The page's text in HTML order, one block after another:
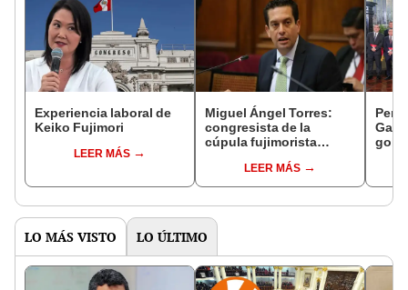
Experiencia laboral de
Keiko Fujimori
LEER MÁS
Miguel Ángel Torres:
congresista de la
cúpula fujimorista
del SenadoLEER MÁS
LO MÁS VISTO LO ÚLTIMO